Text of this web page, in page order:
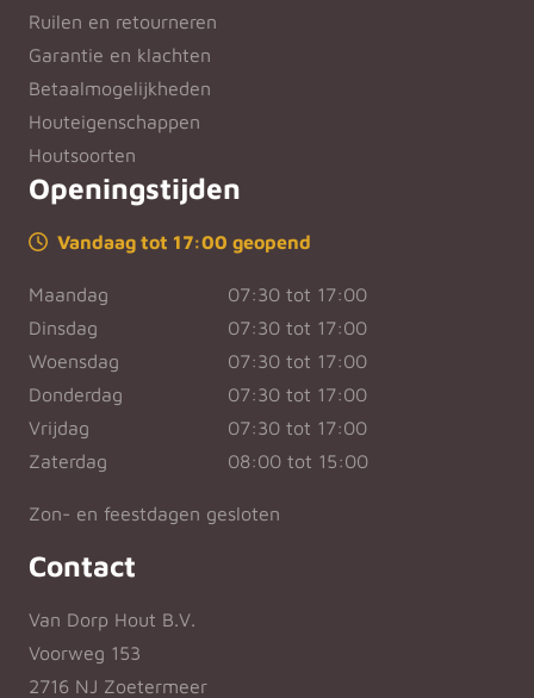
Ruilen en retourneren
Garantie en klachten
Betaalmogelijkheden
Houteigenschappen
Houtsoorten
Openingstijden
Vandaag tot 17:00 geopend
Maandag
07:30 tot 17:00
Dinsdag
07:30 tot 17:00
Woensdag
07:30 tot 17:00
Donderdag
07:30 tot 17:00
Vrijdag
07:30 tot 17:00
Zaterdag
08:00 tot 15:00
Zon- en feestdagen gesloten
Contact
Van Dorp Hout B.V.
Voorweg 153
2716 NJ Zoetermeer